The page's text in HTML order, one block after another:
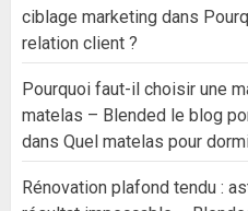
ciblage marketing dans
relation client ?
Pourquoi faut-il choisir une
matelas – Blended le blog
dans Quel matelas pour
Rénovation plafond tendu :